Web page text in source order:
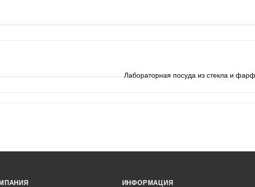
Лабораторная посуда из стекла и
ИНФОРМАЦИЯ